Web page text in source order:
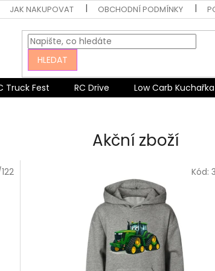
JAK NAKUPOVAT OBCHODNÍ PODMÍNKY
HLEDAT
Truck Fest RC Drive Low Carb Kuchařka
Akční zboží
Kód: